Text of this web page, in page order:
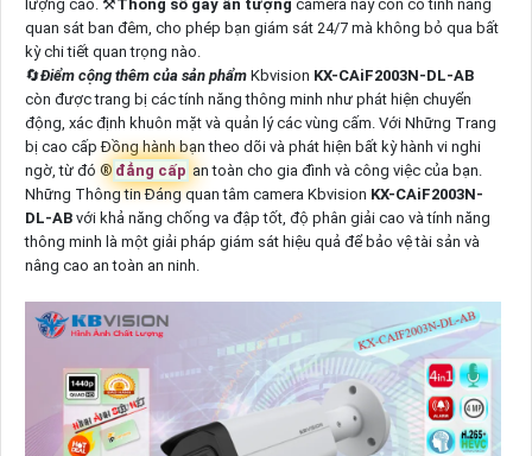
lượng cao. ⚒Thông số gây ấn tượng camera này còn có tính năng
quan sát ban đêm, cho phép bạn giám sát 24/7 mà không bỏ qua bất
kỳ chi tiết quan trọng nào.
🔄Điểm cộng thêm của sản phẩm Kbvision KX-CAiF2003N-DL-AB
còn được trang bị các tính năng thông minh như phát hiện chuyển
động, xác định khuôn mặt và quản lý các vùng cấm. Với Những Trang
bị cao cấp Đồng hành bạn theo dõi và phát hiện bất kỳ hành vi nghi
ngờ, từ đó ®️ đẳng cấp an toàn cho gia đình và công việc của bạn.
Những Thông tin Đáng quan tâm camera Kbvision KX-CAiF2003N-
DL-AB với khả năng chống va đập tốt, độ phân giải cao và tính năng
thông minh là một giải pháp giám sát hiệu quả để bảo vệ tài sản và
nâng cao an toàn an ninh.